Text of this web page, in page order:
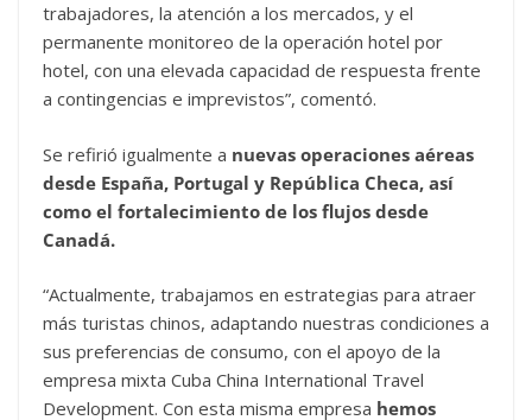
trabajadores, la atención a los mercados, y el
permanente monitoreo de la operación hotel por
hotel, con una elevada capacidad de respuesta frente
a contingencias e imprevistos”, comentó.
Se refirió igualmente a nuevas operaciones aéreas
desde España, Portugal y República Checa, así
como el fortalecimiento de los flujos desde
Canadá.
“Actualmente, trabajamos en estrategias para atraer
más turistas chinos, adaptando nuestras condiciones a
sus preferencias de consumo, con el apoyo de la
empresa mixta Cuba China International Travel
Development. Con esta misma empresa hemos